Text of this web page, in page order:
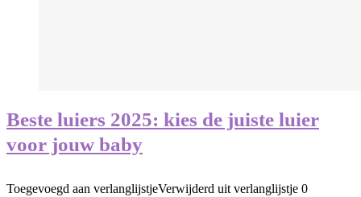
Beste luiers 2025: kies de juiste luier
voor jouw baby
Toegevoegd aan verlanglijstjeVerwijderd uit verlanglijstje 0